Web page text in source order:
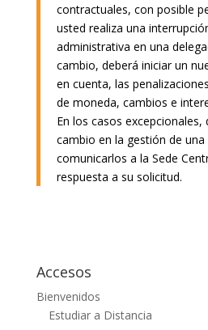
contractuales, con posible
usted realiza una
administrativa en una
cambio, deberá iniciar un
en cuenta, las
de moneda, cambios e
En los casos excepcionales,
cambio en la gestión de
comunicarlos a la Sede
respuesta a su solicitud.
Accesos
Bienvenidos
Estudiar a Distancia